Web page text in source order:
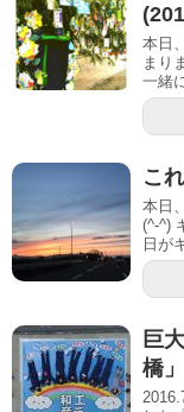
本日
まり
一緒
こ
本日
(^-^)
日が
巨
橋」